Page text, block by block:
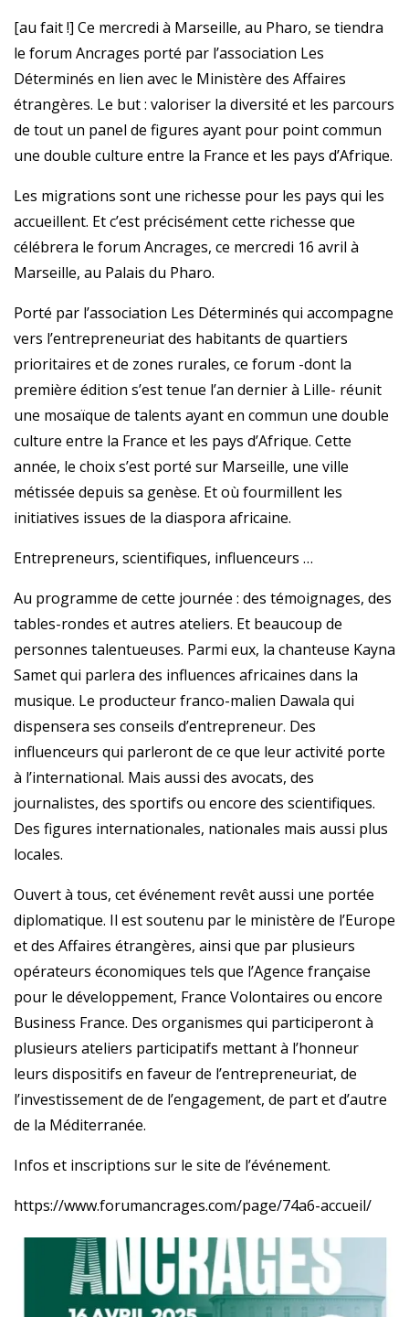
[au fait !] Ce mercredi à Marseille, au Pharo, se tiendra
le forum Ancrages porté par l’association Les
Déterminés en lien avec le Ministère des Affaires
étrangères. Le but : valoriser la diversité et les parcours
de tout un panel de figures ayant pour point commun
une double culture entre la France et les pays d’Afrique.
Les migrations sont une richesse pour les pays qui les
accueillent. Et c’est précisément cette richesse que
célébrera le forum Ancrages, ce mercredi 16 avril à
Marseille, au Palais du Pharo.
Porté par l’association Les Déterminés qui accompagne
vers l’entrepreneuriat des habitants de quartiers
prioritaires et de zones rurales, ce forum -dont la
première édition s’est tenue l’an dernier à Lille- réunit
une mosaïque de talents ayant en commun une double
culture entre la France et les pays d’Afrique. Cette
année, le choix s’est porté sur Marseille, une ville
métissée depuis sa genèse. Et où fourmillent les
initiatives issues de la diaspora africaine.
Entrepreneurs, scientifiques, influenceurs …
Au programme de cette journée : des témoignages, des
tables-rondes et autres ateliers. Et beaucoup de
personnes talentueuses. Parmi eux, la chanteuse Kayna
Samet qui parlera des influences africaines dans la
musique. Le producteur franco-malien Dawala qui
dispensera ses conseils d’entrepreneur. Des
influenceurs qui parleront de ce que leur activité porte
à l’international. Mais aussi des avocats, des
journalistes, des sportifs ou encore des scientifiques.
Des figures internationales, nationales mais aussi plus
locales.
Ouvert à tous, cet événement revêt aussi une portée
diplomatique. Il est soutenu par le ministère de l’Europe
et des Affaires étrangères, ainsi que par plusieurs
opérateurs économiques tels que l’Agence française
pour le développement, France Volontaires ou encore
Business France. Des organismes qui participeront à
plusieurs ateliers participatifs mettant à l’honneur
leurs dispositifs en faveur de l’entrepreneuriat, de
l’investissement de de l’engagement, de part et d’autre
de la Méditerranée.
Infos et inscriptions sur le site de l’événement.
https://www.forumancrages.com/page/74a6-accueil/